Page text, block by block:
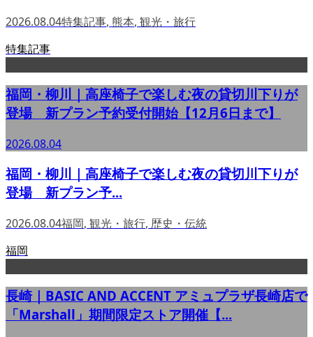
2026.08.04特集記事, 熊本, 観光・旅行
特集記事
福岡・柳川｜高座椅子で楽しむ夜の貸切川下りが
登場 新プラン予約受付開始【12月6日まで】
2026.08.04
福岡・柳川｜高座椅子で楽しむ夜の貸切川下りが
登場 新プラン予...
2026.08.04福岡, 観光・旅行, 歴史・伝統
福岡
長崎｜BASIC AND ACCENT アミュプラザ長崎店で
「Marshall」期間限定ストア開催【...